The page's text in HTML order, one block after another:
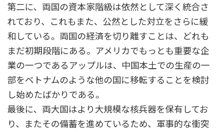
第二に、両国の資本家階級は依然として深く統合さ
れており、これもまた、公然とした対立をさらに緩
和している。両国の経済を切り離すことは、どれも
まだ初期段階にある。アメリカでもっとも重要な企
業の一つであるアップルは、中国本土での生産の一
部をベトナムのような他の国に移転することを検討
し始めたばかりである。
最後に、両大国はより大規模な核兵器を保有してお
り、またその備蓄を進めているため、軍事的な衝突